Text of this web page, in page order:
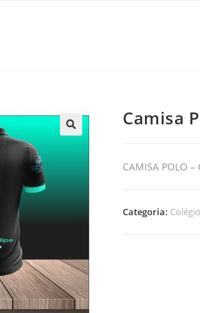
Camisa
CAMISA POLO
Categoria: